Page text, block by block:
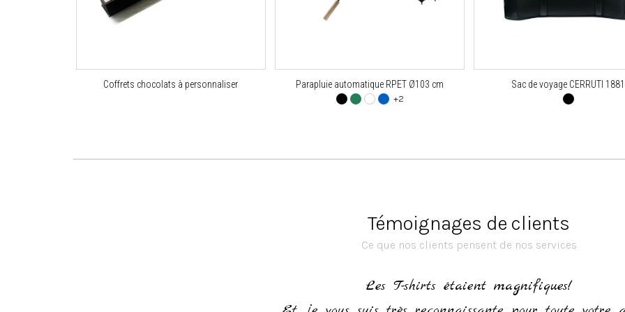
Coffrets chocolats à personnaliser Parapluie automatique RPET Ø103 cm
+2
Sac de voyage CERRUTI 1881
Témoignages de clients
Ce que nos clients pensent de nos services
Les T-shirts étaient magnifiques!